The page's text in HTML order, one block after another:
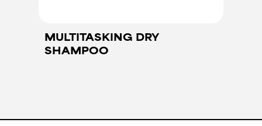
MULTITASKING DRY
SHAMPOO